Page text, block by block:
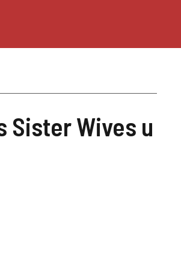
Sister Wives u